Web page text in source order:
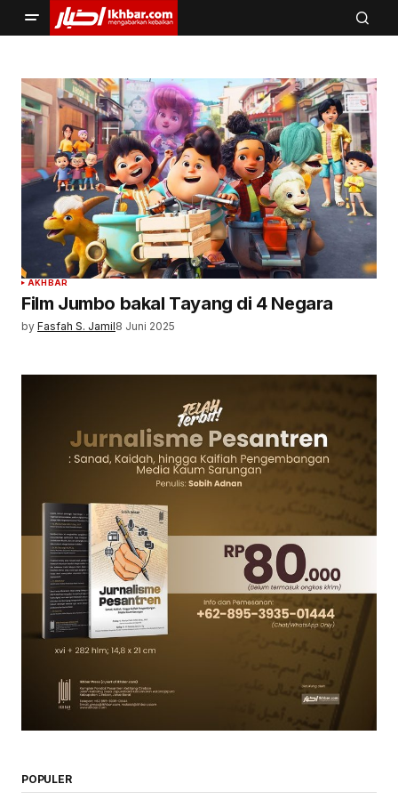
AKHBAR
Film Jumbo bakal Tayang di 4 Negara
by Fasfah S. Jamil8 Juni 2025
POPULER